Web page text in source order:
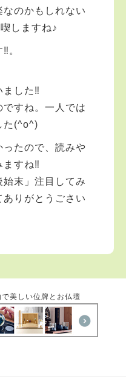
のかもしれない
しますね♪
。
ました‼︎
すね。一人では
た(^o^)
ったので、読みや
ますね‼︎
始末」注目してみ
りがとうごさい
で美しい位牌とお仏壇